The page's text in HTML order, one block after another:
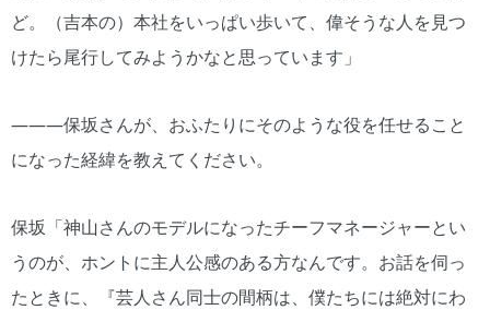
ど。（吉本の）本社をいっぱい歩いて、偉そうな人を見つ
けたら尾行してみようかなと思っています」
―――保坂さんが、おふたりにそのような役を任せること
になった経緯を教えてください。
保坂「神山さんのモデルになったチーフマネージャーとい
うのが、ホントに主人公感のある方なんです。お話を伺っ
たときに、『芸人さん同士の間柄は、僕たちには絶対にわ